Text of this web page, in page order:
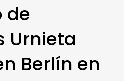
de
Urnieta
Berlín en